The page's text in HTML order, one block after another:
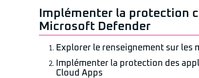
Implémenter la protection
Microsoft Defender
Explorer le renseignement sur les
Implémenter la protection des
Cloud Apps